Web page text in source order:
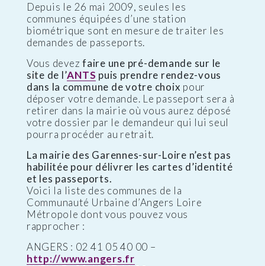
Depuis le 26 mai 2009, seules les
communes équipées d’une station
biométrique sont en mesure de traiter les
demandes de passeports.
Vous devezfaire une pré-demande sur le
site de l’ANTS puis prendre rendez-vous
dans la commune de votre choix pour
déposer votre demande. Le passeport sera à
retirer dans la mairie où vous aurez déposé
votre dossier par le demandeur qui lui seul
pourra procéder au retrait.
La mairie des Garennes-sur-Loire n’est pas
habilitée pour délivrer les cartes d’identité
et les passeports.
Voici la liste des communes de la
Communauté Urbaine d’Angers Loire
Métropole dont vous pouvez vous
rapprocher :
ANGERS : 02 41 05 40 00 –
http://www.angers.fr